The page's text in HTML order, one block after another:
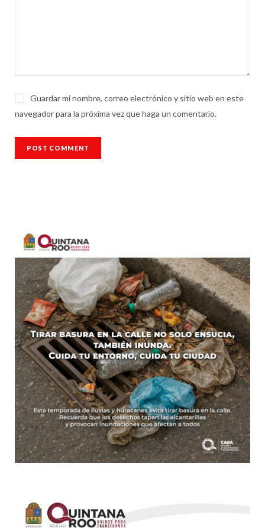
Guardar mi nombre, correo electrónico y sitio web en este
navegador para la próxima vez que haga un comentario.